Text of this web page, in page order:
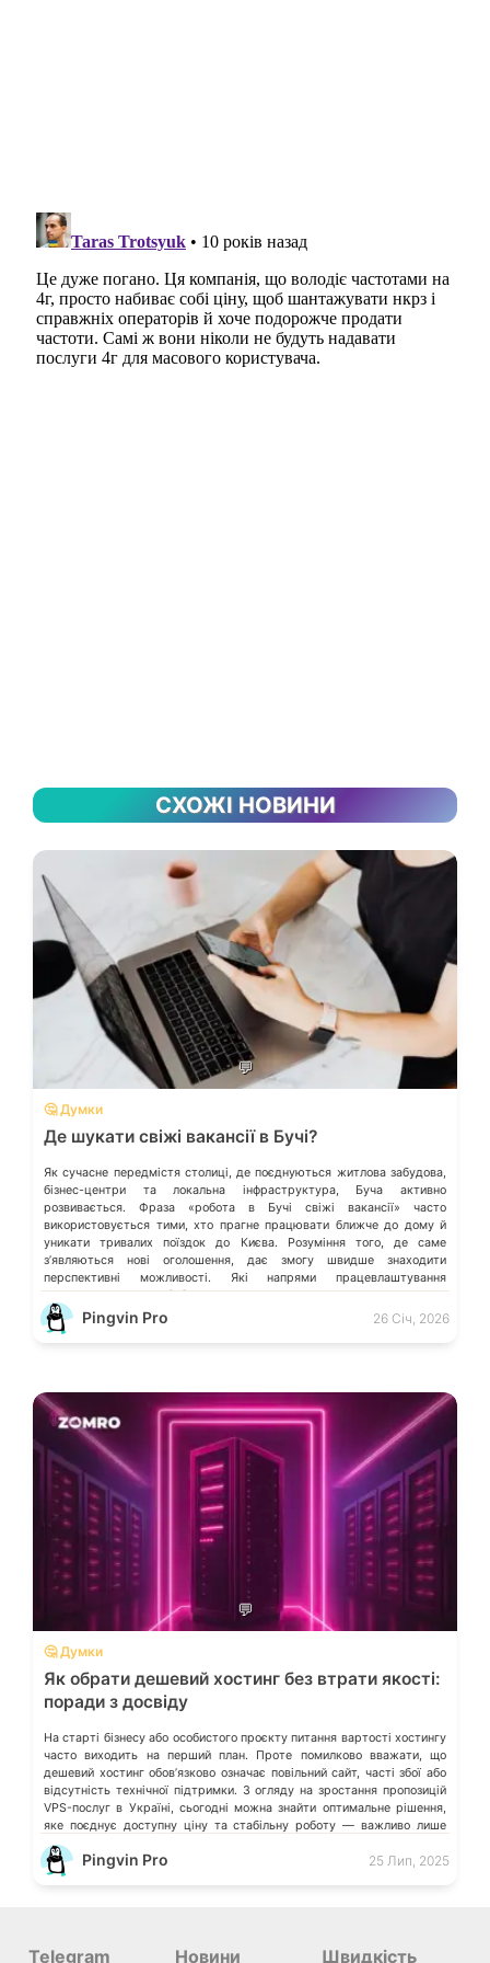
СХОЖІ НОВИНИ
💬
🤔 Думки
Де шукати свіжі вакансії в Бучі?
Як сучасне передмістя столиці, де поєднуються житлова забудова,
бізнес-центри та локальна інфраструктура, Буча активно
розвивається. Фраза «робота в Бучі свіжі вакансії» часто
використовується тими, хто прагне працювати ближче до дому й
уникати тривалих поїздок до Києва. Розуміння того, де саме
зʼявляються нові оголошення, дає змогу швидше знаходити
перспективні можливості. Які напрями працевлаштування
переважають у місті […]
Pingvin Pro 26 Січ, 2026
💬
🤔 Думки
Як обрати дешевий хостинг без втрати якості:
поради з досвіду
На старті бізнесу або особистого проєкту питання вартості хостингу
часто виходить на перший план. Проте помилково вважати, що
дешевий хостинг обовʼязково означає повільний сайт, часті збої або
відсутність технічної підтримки. З огляду на зростання пропозицій
VPS-послуг в Україні, сьогодні можна знайти оптимальне рішення,
яке поєднує доступну ціну та стабільну роботу — важливо лише
знати, на […]
Pingvin Pro 25 Лип, 2025
Telegram Новини Швидкість